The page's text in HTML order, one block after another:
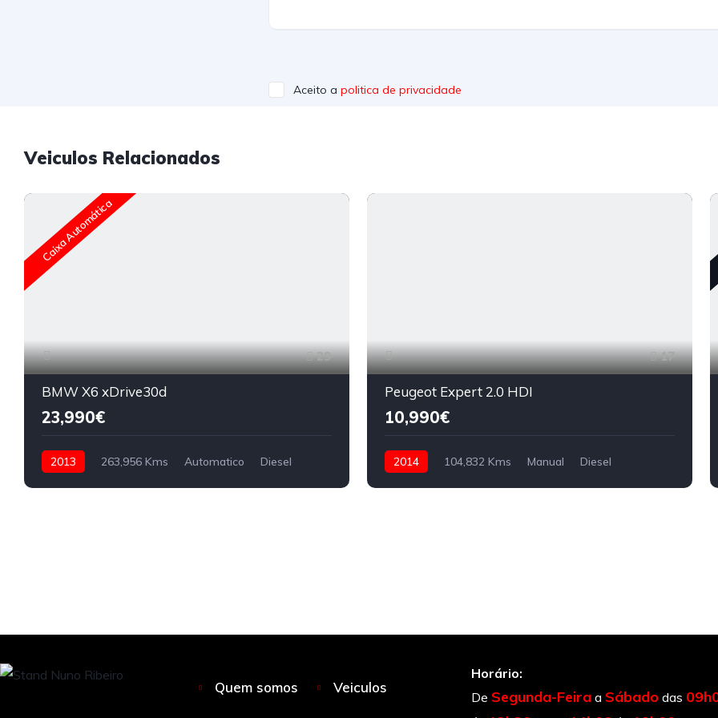
Aceito a politica de privacidade
Veiculos Relacionados
Caixa Automática
29
BMW X6 xDrive30d
23,990€
2013 263,956 Kms Automatico Diesel
17
Peugeot Expert 2.0 HDI
10,990€
2014 104,832 Kms Manual Diesel
Quem somos Veiculos
Horário:
De Segunda-Feiraa Sábado das